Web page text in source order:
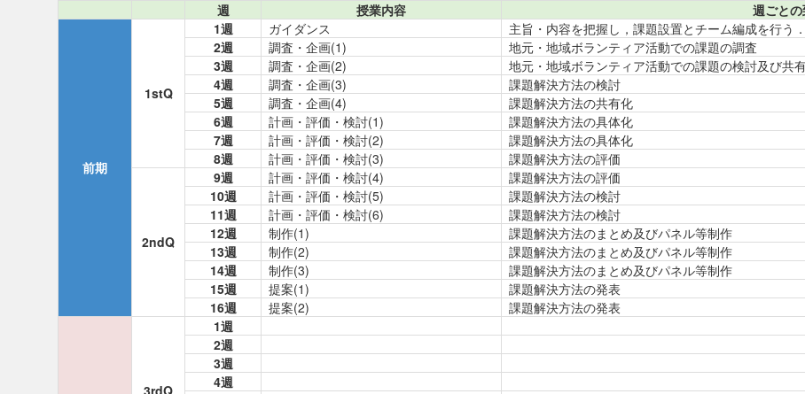
週 授業内容 週ごと
前期
1stQ
1週 ガイダンス
主旨・内容を把握し，課題設置とチーム編成を行う．
2週
調査・企画(1)
地元・地域ボランティア活動での課題の調査
3週
調査・企画(2)
地元・地域ボランティア活動での課題の検討及び共
4週
調査・企画(3)
課題解決方法の検討
5週
調査・企画(4)
課題解決方法の共有化
6週
計画・評価・検討(1)
課題解決方法の具体化
7週
計画・評価・検討(2)
課題解決方法の具体化
8週
計画・評価・検討(3) 課題解決方法の評価
2ndQ
9週 計画・評価・検討(4)
課題解決方法の評価
10週
計画・評価・検討(5)
課題解決方法の検討
11週
計画・評価・検討(6)
課題解決方法の検討
12週
制作(1)
課題解決方法のまとめ及びパネル等制作
13週
制作(2)
課題解決方法のまとめ及びパネル等制作
14週
制作(3)
課題解決方法のまとめ及びパネル等制作
15週
提案(1)
課題解決方法の発表
16週
提案(2) 課題解決方法の発表
3rdQ
1週
2週
3週
4週